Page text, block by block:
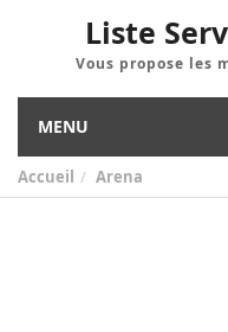
Liste
Vous propose les
MENU
Accueil Arena